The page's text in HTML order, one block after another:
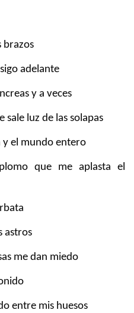
brazos
adelante
y a veces
sale luz de las solapas
y el mundo entero
que me aplasta el
astros
me dan miedo
entre mis huesos